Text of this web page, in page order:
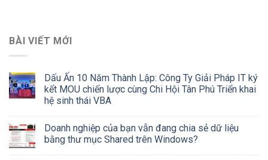
BÀI VIẾT MỚI
Dấu Ấn 10 Năm Thành Lập: Công Ty Giải Pháp IT ký
kết MOU chiến lược cùng Chi Hội Tân Phú Triển khai
hệ sinh thái VBA
Doanh nghiệp của bạn vẫn đang chia sẻ dữ liệu
bằng thư mục Shared trên Windows?